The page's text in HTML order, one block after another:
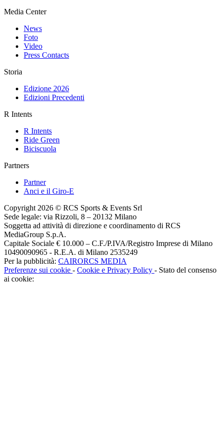
Media Center
News
Foto
Video
Press Contacts
Storia
Edizione 2026
Edizioni Precedenti
R Intents
R Intents
Ride Green
Biciscuola
Partners
Partner
Anci e il Giro-E
Copyright 2026 © RCS Sports & Events Srl
Sede legale: via Rizzoli, 8 – 20132 Milano
Soggetta ad attività di direzione e coordinamento di RCS
MediaGroup S.p.A.
Capitale Sociale € 10.000 – C.F./P.IVA/Registro Imprese di Milano
10490090965 - R.E.A. di Milano 2535249
Per la pubblicità: CAIRORCS MEDIA
Preferenze sui cookie - Cookie e Privacy Policy - Stato del consenso
ai cookie: